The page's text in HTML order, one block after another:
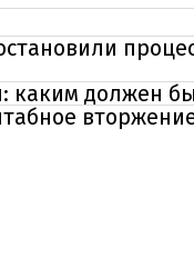
каким должен